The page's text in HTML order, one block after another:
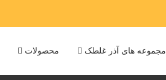
مجموعه های آذر غلطک محصولات